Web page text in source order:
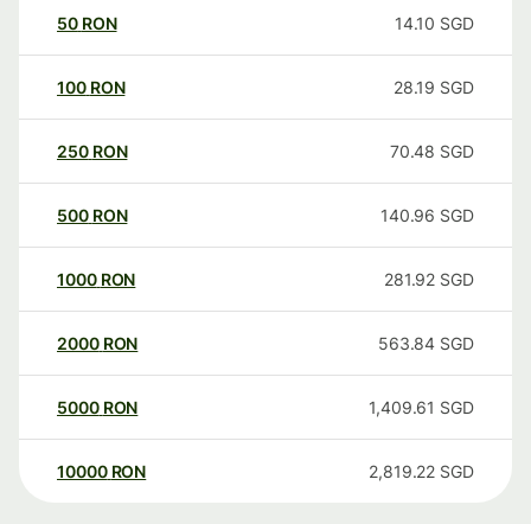
50 RON 14.10 SGD
100 RON 28.19 SGD
250 RON 70.48 SGD
500 RON 140.96 SGD
1000 RON 281.92 SGD
2000 RON 563.84 SGD
5000 RON 1,409.61 SGD
10000 RON 2,819.22 SGD